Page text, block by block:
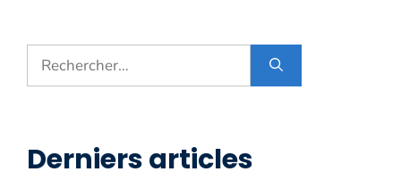
Rechercher :
Derniers articles